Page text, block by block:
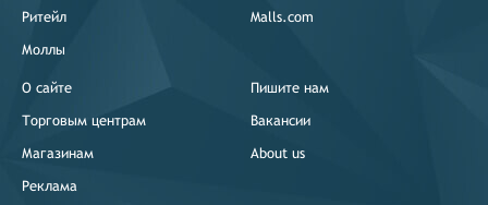
Ритейл
Моллы
Malls.com
О сайте
Торговым центрам
Магазинам
Реклама
Пишите нам
Вакансии
About us